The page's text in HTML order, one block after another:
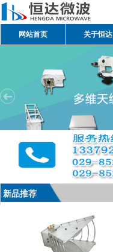
网站首页 关于恒达
新品推荐